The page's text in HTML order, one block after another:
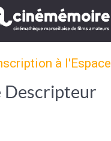
à
Descripteur